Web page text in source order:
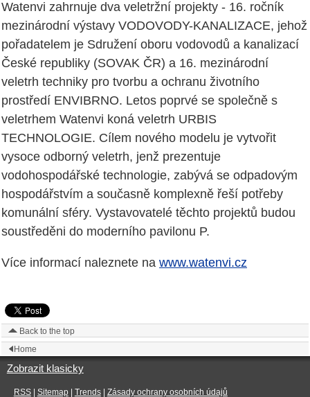
Watenvi zahrnuje dva veletržní projekty - 16. ročník
mezinárodní výstavy VODOVODY-KANALIZACE, jehož
pořadatelem je Sdružení oboru vodovodů a kanalizací
České republiky (SOVAK ČR) a 16. mezinárodní
veletrh techniky pro tvorbu a ochranu životního
prostředí ENVIBRNO. Letos poprvé se společně s
veletrhem Watenvi koná veletrh URBIS
TECHNOLOGIE. Cílem nového modelu je vytvořit
vysoce odborný veletrh, jenž prezentuje
vodohospodářské technologie, zabývá se odpadovým
hospodářstvím a současně komplexně řeší potřeby
komunální sféry. Vystavovatelé těchto projektů budou
soustředěni do moderního pavilonu P.
Více informací naleznete na www.watenvi.cz
Back to the top
Home
Zobrazit klasicky
RSS| Sitemap| Trends| Zásady ochrany osobních údajů